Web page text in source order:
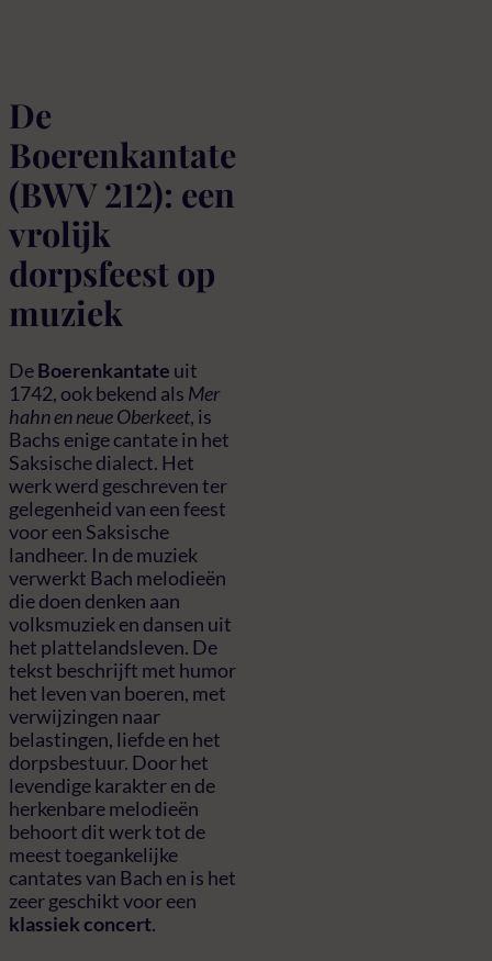
De
Boerenkantate
(BWV 212): een
vrolijk
dorpsfeest op
muziek
DeBoerenkantate uit
1742, ook bekend als Mer
hahn en neue Oberkeet, is
Bachs enige cantate in het
Saksische dialect. Het
werk werd geschreven ter
gelegenheid van een feest
voor een Saksische
landheer. In de muziek
verwerkt Bach melodieën
die doen denken aan
volksmuziek en dansen uit
het plattelandsleven. De
tekst beschrijft met humor
het leven van boeren, met
verwijzingen naar
belastingen, liefde en het
dorpsbestuur. Door het
levendige karakter en de
herkenbare melodieën
behoort dit werk tot de
meest toegankelijke
cantates van Bach en is het
zeer geschikt voor een
klassiek concert.